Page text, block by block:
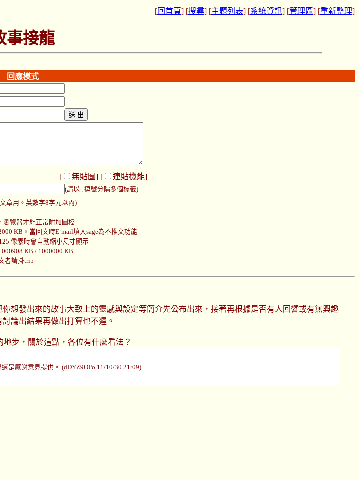
[回首頁] [搜尋] [主題列表] [系統資訊] [管理區] [重新整理]
事接龍
回應模式
[ 無貼圖] [ 連貼機能]
(請以 , 逗號分隔多個標籤)
章用。英數字8字元以內)
瀏覽器才能正常附加圖檔
KB。當回文時E-mail填入sage為不推文功能
像素時會自動縮小尺寸顯示
KB / 1000000 KB
者請掛trip
想發出來的故事大致上的靈感與設定等簡介先公布出來，接著再根據是否有人回響或有無興趣
論出結果再做出打算也不遲。
步，關於這點，各位有什麼看法？
是感謝意見提供。 (dDYZ9OPo 11/10/30 21:09)